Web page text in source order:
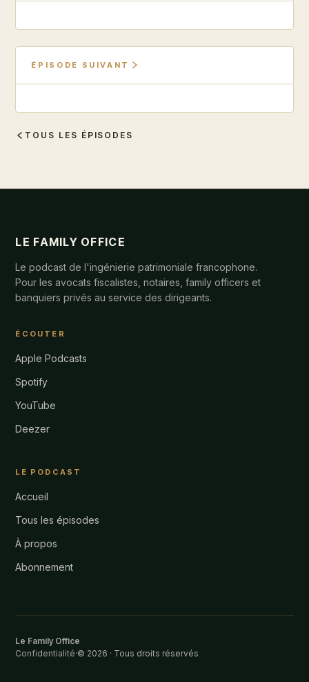
ÉPISODE SUIVANT
TOUS LES ÉPISODES
LE FAMILY OFFICE
Le podcast de l'ingénierie patrimoniale francophone.
Pour les avocats fiscalistes, notaires, family officers et
banquiers privés au service des dirigeants.
ÉCOUTER
Apple Podcasts
Spotify
YouTube
Deezer
LE PODCAST
Accueil
Tous les épisodes
À propos
Abonnement
Le Family Office
Confidentialité·© 2026 · Tous droits réservés